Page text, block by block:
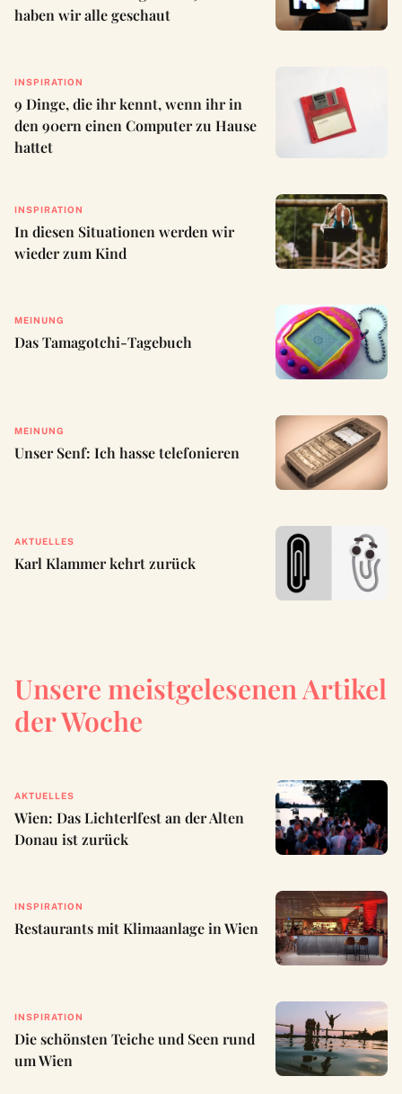
haben wir alle geschaut
INSPIRATION
9 Dinge, die ihr kennt, wenn ihr in
den 90ern einen Computer zu Hause
hattet
INSPIRATION
In diesen Situationen werden wir
wieder zum Kind
MEINUNG
Das Tamagotchi-Tagebuch
MEINUNG
Unser Senf: Ich hasse telefonieren
AKTUELLES
Karl Klammer kehrt zurück
Unsere meistgelesenen Artikel
der Woche
AKTUELLES
Wien: Das Lichterlfest an der Alten
Donau ist zurück
INSPIRATION
Restaurants mit Klimaanlage in Wien
INSPIRATION
Die schönsten Teiche und Seen rund
um Wien